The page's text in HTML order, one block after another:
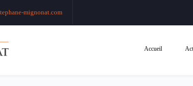
mignonat.com
Accueil